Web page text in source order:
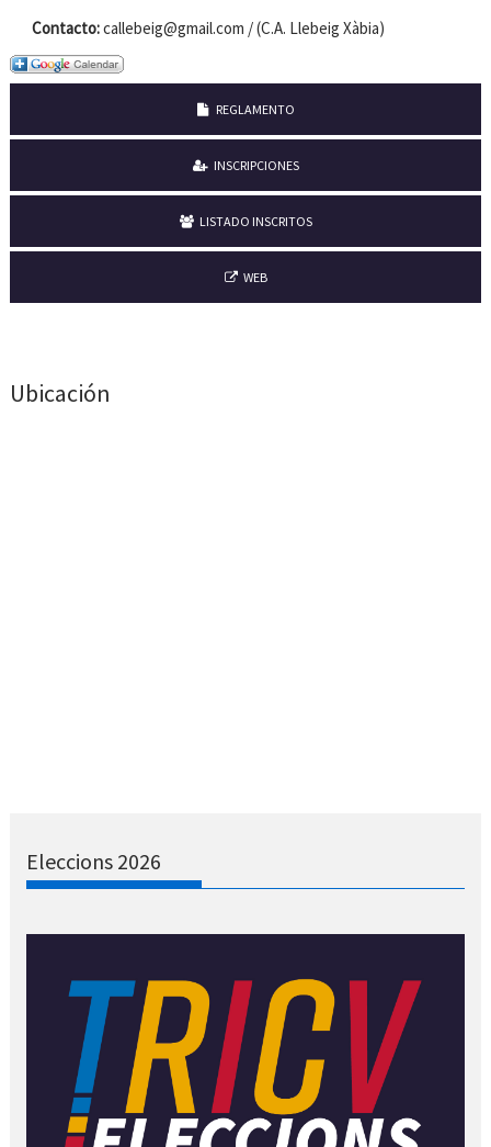
Contacto:callebeig@gmail.com / (C.A. Llebeig Xàbia)
REGLAMENTO
INSCRIPCIONES
LISTADO INSCRITOS
WEB
Ubicación
Eleccions 2026